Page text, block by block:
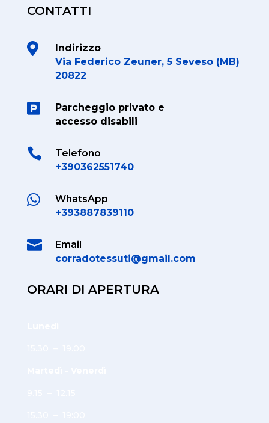
CONTATTI

Indirizzo
Via Federico Zeuner, 5 Seveso (MB)
20822

Parcheggio privato e
accesso disabili

Telefono
+390362551740

WhatsApp
+393887839110

Email
corradotessuti@gmail.com
ORARI DI APERTURA